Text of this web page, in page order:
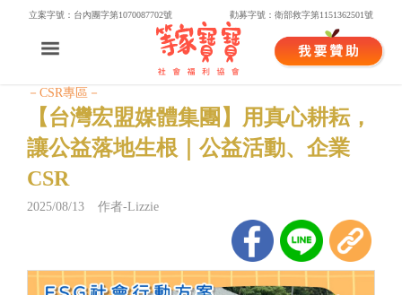
立案字號：台內團字第1070087702號 勸募字號：衛部救字第1151362501號
－CSR專區－
【台灣宏盟媒體集團】用真心耕耘，
讓公益落地生根｜公益活動、企業
CSR
2025/08/13 作者-Lizzie